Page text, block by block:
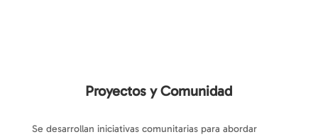
Proyectos y Comunidad
Se desarrollan iniciativas comunitarias para abordar